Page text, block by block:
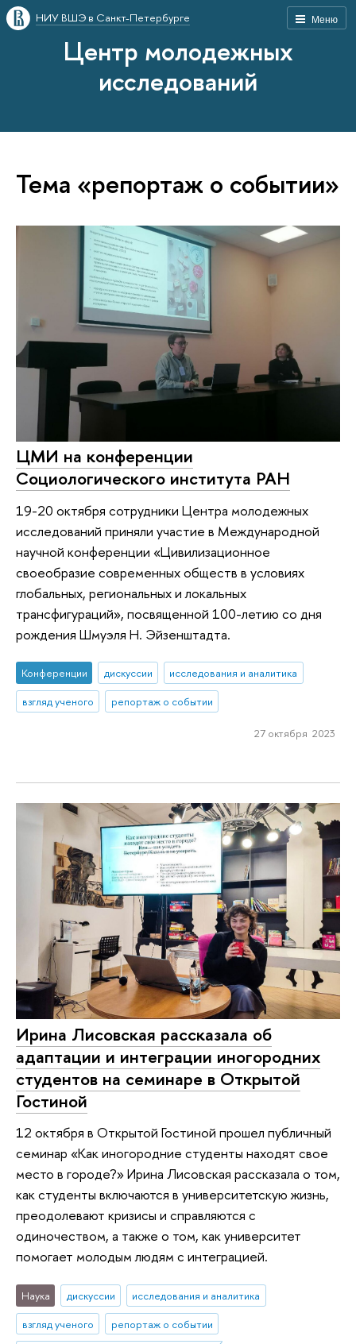
Меню
НИУ ВШЭ в Санкт-Петербурге
Центр молодежных
исследований
Тема «репортаж о событии»
ЦМИ на конференции
Социологического института РАН
19-20 октября сотрудники Центра молодежных
исследований приняли участие в Международной
научной конференции «Цивилизационное
своеобразие современных обществ в условиях
глобальных, региональных и локальных
трансфигураций», посвященной 100-летию со дня
рождения Шмуэля Н. Эйзенштадта.
Конференции дискуссии
исследования и аналитика
взгляд ученого
репортаж о событии
27 октября 2023
Ирина Лисовская рассказала об
адаптации и интеграции иногородних
студентов на семинаре в Открытой
Гостиной
12 октября в Открытой Гостиной прошел публичный
семинар «‎Как иногородние студенты находят свое
место в городе?» Ирина Лисовская рассказала о том,
как студенты включаются в университетскую жизнь,
преодолевают кризисы и справляются с
одиночеством, а также о том, как университет
помогает молодым людям с интеграцией.
Наука дискуссии
исследования и аналитика
взгляд ученого
репортаж о событии